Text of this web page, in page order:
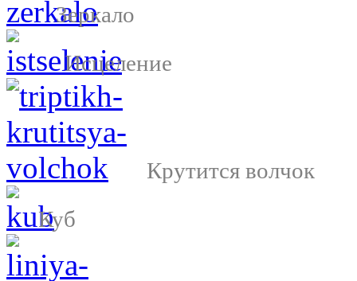
Зеркало
Исцеление
Крутится волчок
Куб